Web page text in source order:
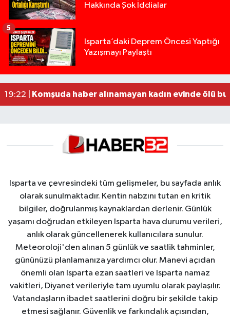
Hakkında Şok İddialar
Isparta’daki Deprem Öncesi Yaptığı
Yazışmayı Paylaştı
5
13:00 |Yığılca'da kardeşler arasındaki silahlı kavgada
12:48 |Tur teknesi çalışanlarının birbirine girdiği kavga
02:26 |MOTOSİKLETLE ÇARPIŞAN OTOMOBİL GÜL
19:22 |
Komşuda haber alınamayan kadın evinde ölü
Isparta ve çevresindeki tüm gelişmeler, bu sayfada anlık
olarak sunulmaktadır. Kentin nabzını tutan en kritik
bilgiler, doğrulanmış kaynaklardan derlenir. Günlük
yaşamı doğrudan etkileyen Isparta hava durumu verileri,
anlık olarak güncellenerek kullanıcılara sunulur.
Meteoroloji'den alınan 5 günlük ve saatlik tahminler,
gününüzü planlamanıza yardımcı olur. Manevi açıdan
önemli olan Isparta ezan saatleri ve Isparta namaz
vakitleri, Diyanet verileriyle tam uyumlu olarak paylaşılır.
Vatandaşların ibadet saatlerini doğru bir şekilde takip
etmesi sağlanır. Güvenlik ve farkındalık açısından,